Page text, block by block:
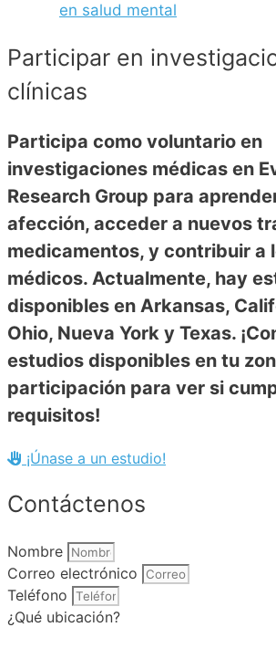
en salud mental
Participar en
clínicas
Participa como voluntario en
investigaciones médicas en
Research Group para
afección, acceder a nuevos
medicamentos, y contribuir a
médicos. Actualmente, hay
disponibles en Arkansas,
Ohio, Nueva York y Texas.
estudios disponibles en tu
participación para ver si
requisitos!
¡Únase a un estudio!
Contáctenos
Nombre
Correo electrónico
Teléfono
¿Qué ubicación?